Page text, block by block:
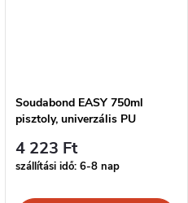
Soudabond EASY 750ml
pisztoly, univerzális PU
4 223 Ft
szállítási idő: 6-8 nap